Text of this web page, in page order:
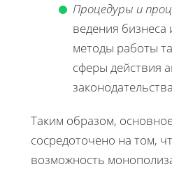
Процедуры и
ведения
методы работы
сферы действия
Таким образом,
сосредоточено на том,
возможность